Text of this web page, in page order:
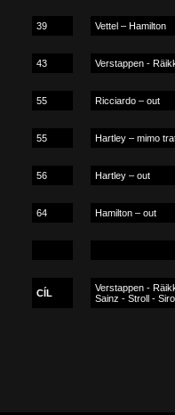
39 Vettel – Hamilton
43 Verstappen -
55 Ricciardo – out
55 Hartley – mimo
56 Hartley – out
64 Hamilton – out
CÍL
Verstappen -
Sainz - Stroll -